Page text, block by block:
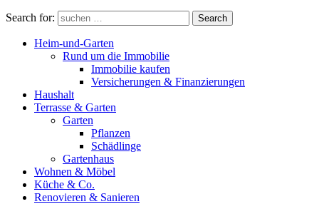
Search for: Search
Heim-und-Garten
Rund um die Immobilie
Immobilie kaufen
Versicherungen & Finanzierungen
Haushalt
Terrasse & Garten
Garten
Pflanzen
Schädlinge
Gartenhaus
Wohnen & Möbel
Küche & Co.
Renovieren & Sanieren